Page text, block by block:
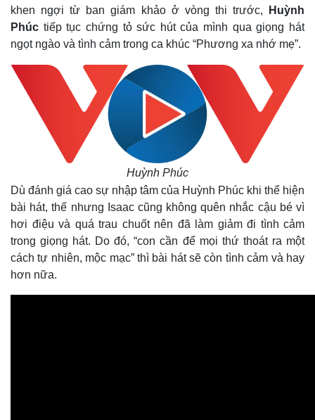
khen ngợi từ ban giám khảo ở vòng thi trước,
Huỳnh
Phúc tiếp tục chứng tỏ sức hút của mình qua giọng hát
ngọt ngào và tình cảm trong ca khúc “Phương xa nhớ mẹ”.
Huỳnh Phúc
Dù đánh giá cao sự nhập tâm của Huỳnh Phúc khi thể hiện
bài hát, thế nhưng Isaac cũng không quên nhắc cậu bé vì
hơi điệu và quá trau chuốt nên đã làm giảm đi tình cảm
trong giọng hát. Do đó, “con cần để mọi thứ thoát ra một
cách tự nhiên, mộc mạc” thì bài hát sẽ còn tình cảm và hay
hơn nữa.